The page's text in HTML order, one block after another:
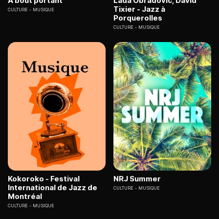
CULTURE MUSIQUE
Tixier - Jazz à
Porquerolles
CULTURE MUSIQUE
Kokoroko - Festival
International de Jazz de
Montréal
CULTURE MUSIQUE
NRJ Summer
CULTURE MUSIQUE